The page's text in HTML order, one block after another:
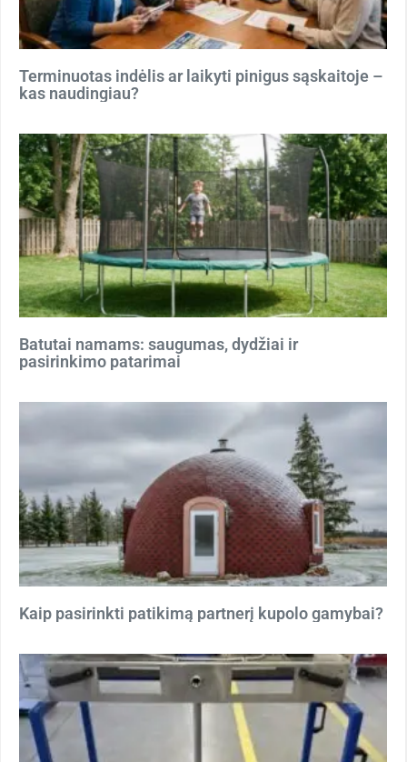
Terminuotas indėlis ar laikyti pinigus sąskaitoje –
kas naudingiau?
Batutai namams: saugumas, dydžiai ir
pasirinkimo patarimai
Kaip pasirinkti patikimą partnerį kupolo gamybai?